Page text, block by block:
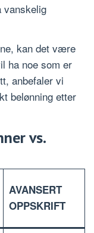
vanskelig
kan det være
ha noe som er
anbefaler vi
belønning etter
vs.
AVANSERT
OPPSKRIFT